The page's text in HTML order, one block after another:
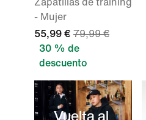
Zapatillas de training
- Mujer
55,99 € 79,99 €
30 % de
descuento